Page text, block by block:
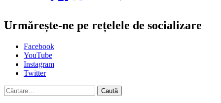
Urmărește-ne pe rețelele de socializare
Facebook
YouTube
Instagram
Twitter
Caută
după: